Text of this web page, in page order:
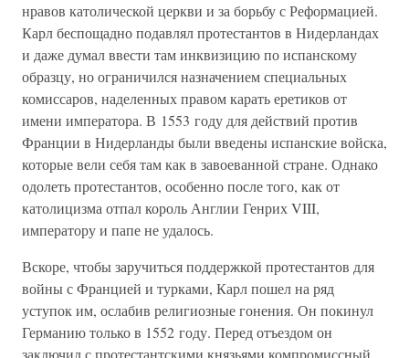
нравов католической церкви и за борьбу с Реформацией.
Карл беспощадно подавлял протестантов в Нидерландах
и даже думал ввести там инквизицию по испанскому
образцу, но ограничился назначением специальных
комиссаров, наделенных правом карать еретиков от
имени императора. В 1553 году для действий против
Франции в Нидерланды были введены испанские войска,
которые вели себя там как в завоеванной стране. Однако
одолеть протестантов, особенно после того, как от
католицизма отпал король Англии Генрих VIII,
императору и папе не удалось.
Вскоре, чтобы заручиться поддержкой протестантов для
войны с Францией и турками, Карл пошел на ряд
уступок им, ослабив религиозные гонения. Он покинул
Германию только в 1552 году. Перед отъездом он